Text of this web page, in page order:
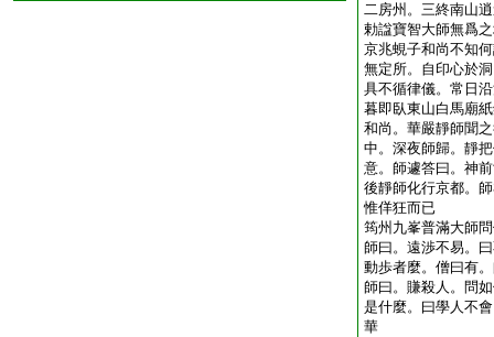
二房州。三終南山
勅諡寶智大師無爲
京兆蜆子和尚不知
無定所。自印心於
具不循律儀。常日
暮即臥東山白馬廟
和尚。華嚴靜師聞
中。深夜師歸。靜
意。師遽答曰。神
後靜師化行京都。
惟佯狂而已
筠州九峯普滿大師
師曰。遠渉不易。
動歩者麼。僧曰有
師曰。賺殺人。問
是什麼。曰學人不
華